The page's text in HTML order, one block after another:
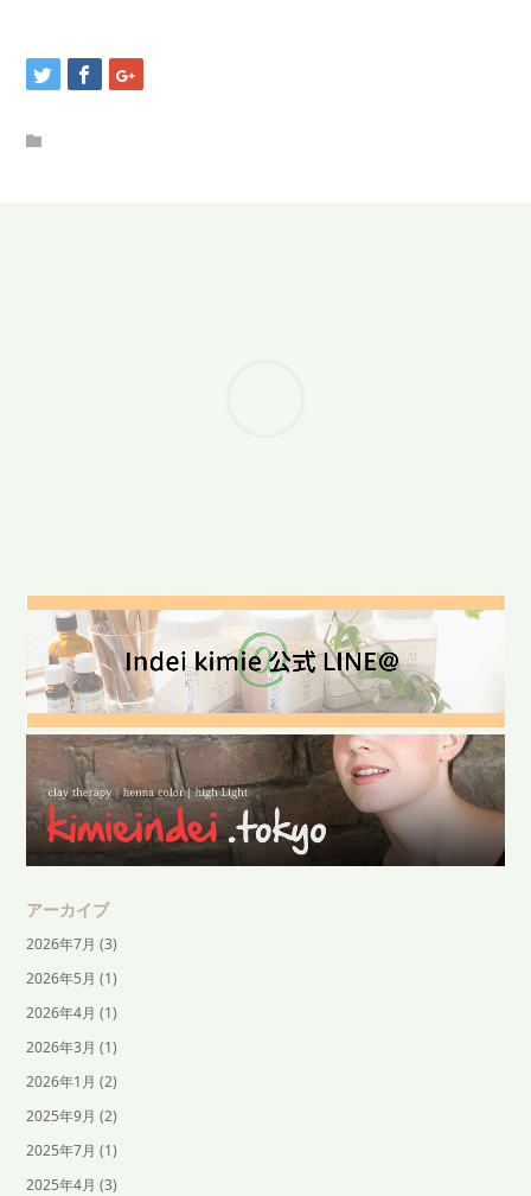
アーカイブ
2026年7月 (3)
2026年5月 (1)
2026年4月 (1)
2026年3月 (1)
2026年1月 (2)
2025年9月 (2)
2025年7月 (1)
2025年4月 (3)